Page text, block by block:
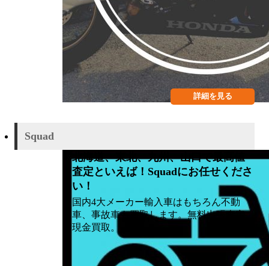
詳細を見る
Squad
北海道、東北、九州、山口で最高値
査定といえば！Squadにお任せくださ
い！
国内4大メーカー輸入車はもちろん ​不動
車、事故車も買取します。 ​無料出張査定、
現金買取。